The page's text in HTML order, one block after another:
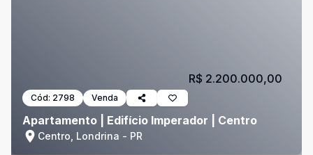
Cód: 2798 Venda
Apartamento | Edifício Imperador | Centro
Centro, Londrina - PR
R$ 2.200.000,00